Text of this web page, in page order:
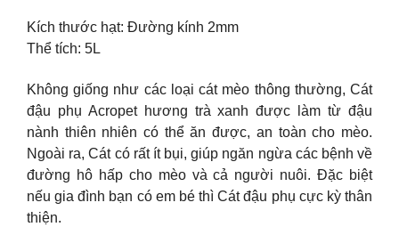
Kích thước hạt: Đường kính 2mm
Thể tích: 5L
Không giống như các loại cát mèo thông thường, Cát
đậu phụ Acropet hương trà xanh được làm từ đậu
nành thiên nhiên có thể ăn được, an toàn cho mèo.
Ngoài ra, Cát có rất ít bụi, giúp ngăn ngừa các bệnh về
đường hô hấp cho mèo và cả người nuôi. Đặc biệt
nếu gia đình bạn có em bé thì Cát đậu phụ cực kỳ thân
thiện.